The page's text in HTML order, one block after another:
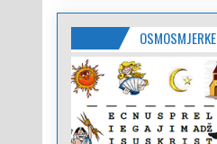
OSMOSMJERKE